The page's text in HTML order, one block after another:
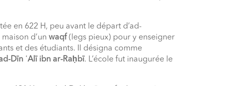
en 622 H, peu avant le départ d’ad-
d’un waqf(legs pieux) pour y enseigner
et des étudiants. Il désigna comme
Dīn ʿAlī ibn ar-Raḥbī. L’école fut inaugurée le